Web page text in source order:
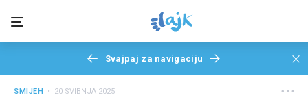
Svajpaj za navigaciju
SMIJEH • 20 SVIBNJA 2025